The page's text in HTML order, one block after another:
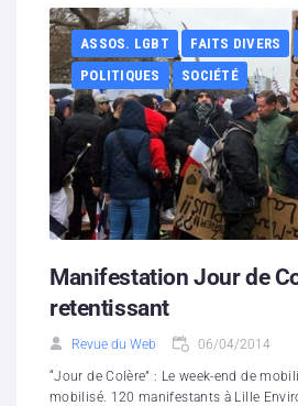
Boutique
Partenaires
Contacts
Hébergement solidaire
ASSOS. LGBT FAITS DIVERS
POLITIQUES
SOCIÉTÉ
Manifestation Jour de
retentissant
Revue du Web 06/04/2014
“Jour de Colère” : Le week-end de
mobilisé. 120 manifestants à Lille